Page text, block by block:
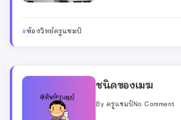
ห้องวิทย์ครูแชมป์
ชนิดของเมฆ
By ครูแชมป์No Comment